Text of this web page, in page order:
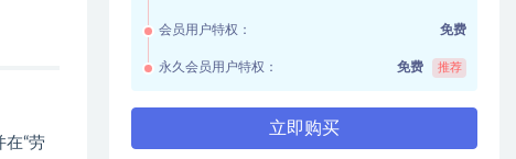
“劳
会员用户特权： 免费
永久会员用户特权： 免费 推荐
立即购买